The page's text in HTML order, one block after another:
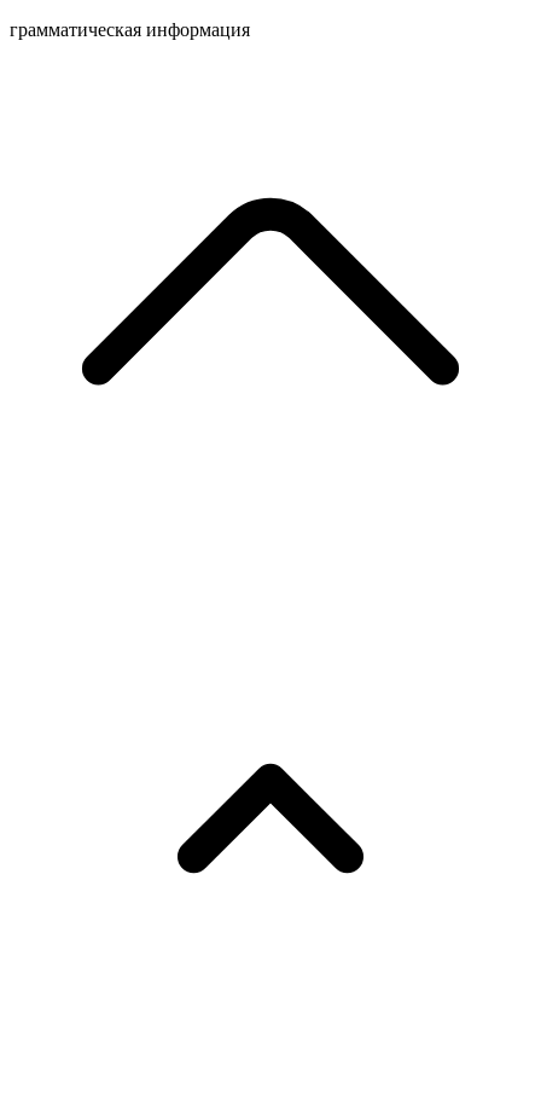
грамматическая информация